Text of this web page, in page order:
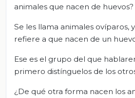
animales que nacen de huevos?
Se les llama animales ovíparos,
refiere a que nacen de un
Ese es el grupo del que
primero distínguelos de los
¿De qué otra forma nacen los